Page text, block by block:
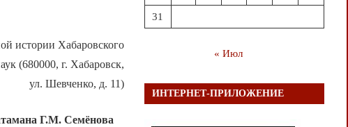
истории Хабаровского
(680000, г. Хабаровск,
ул. Шевченко, д. 11)
Г.М. Семёнова
31
« Июл
ИНТЕРНЕТ-ПРИЛОЖЕНИЕ